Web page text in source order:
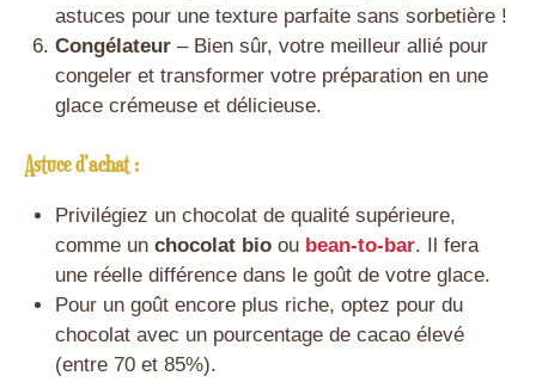
astuces pour une texture parfaite sans sorbetière !
Congélateur– Bien sûr, votre meilleur allié pour
congeler et transformer votre préparation en une
glace crémeuse et délicieuse.
Astuce d’achat :
Privilégiez un chocolat de qualité supérieure,
comme un chocolat bioou bean-to-bar. Il fera
une réelle différence dans le goût de votre glace.
Pour un goût encore plus riche, optez pour du
chocolat avec un pourcentage de cacao élevé
(entre 70 et 85%).